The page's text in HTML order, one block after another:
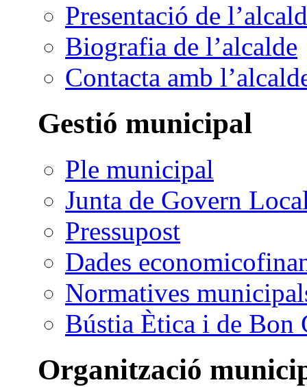
Presentació de
Biografia de l’alcalde
Contacta amb
Gestió municipal
Ple municipal
Junta de Govern
Pressupost
Dades
Normatives
Bústia Ètica i de Bon
Organització